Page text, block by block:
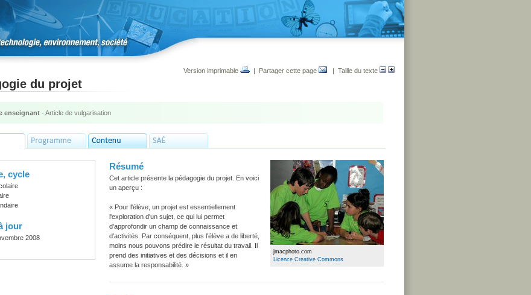
Version imprimable | Partager cette page | Taille du texte
du projet
enseignant - Article de vulgarisation
cycle
jour
2008
jmacphoto.com
Licence Creative Commons
Résumé
Cet article présente la pédagogie du projet. En voici
un aperçu :
« Pour l'élève, un projet est essentiellement
l'exploration d'un sujet, ce qui lui permet
d'approfondir un champ de connaissance et
d'activités. Par conséquent, plus l'élève a de liberté,
moins nous pouvons prédire le résultat du travail. Il
prend des initiatives et des décisions et il en
assume la responsabilité. »